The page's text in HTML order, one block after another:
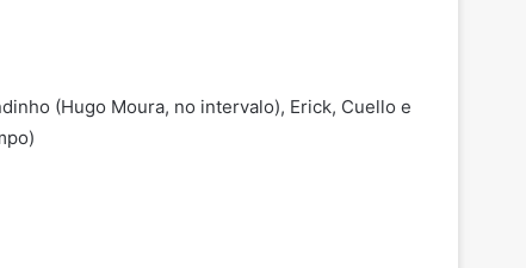
(Hugo Moura, no intervalo), Erick, Cuello e